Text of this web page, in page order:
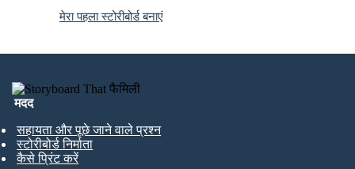
मेरा पहला स्टोरीबोर्ड बनाएं
मदद
सहायता और पूछे जाने वाले प्रश्न
स्टोरीबोर्ड निर्माता
कैसे प्रिंट करें